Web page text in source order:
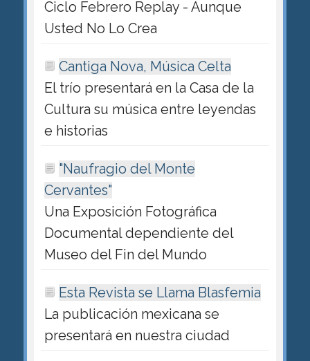
Ciclo Febrero Replay - Aunque
Usted No Lo Crea
Cantiga Nova, Música Celta
El trío presentará en la Casa de la
Cultura su música entre leyendas
e historias
"Naufragio del Monte
Cervantes"
Una Exposición Fotográfica
Documental dependiente del
Museo del Fin del Mundo
Esta Revista se Llama Blasfemia
La publicación mexicana se
presentará en nuestra ciudad